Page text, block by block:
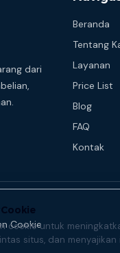
dari
Beranda
Tentang
Layanan
Price List
Blog
FAQ
Kontak
Cookie
cookie untuk
situs, dan menyajikan